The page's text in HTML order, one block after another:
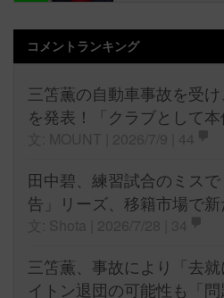
コメントランキング
三笘薫の自動車事故を受
を発表！「クラブとして
田中碧、練習試合のミス
告」リーズ、移籍市場で新
三笘薫、事故により「去
イトン退団の可能性も「